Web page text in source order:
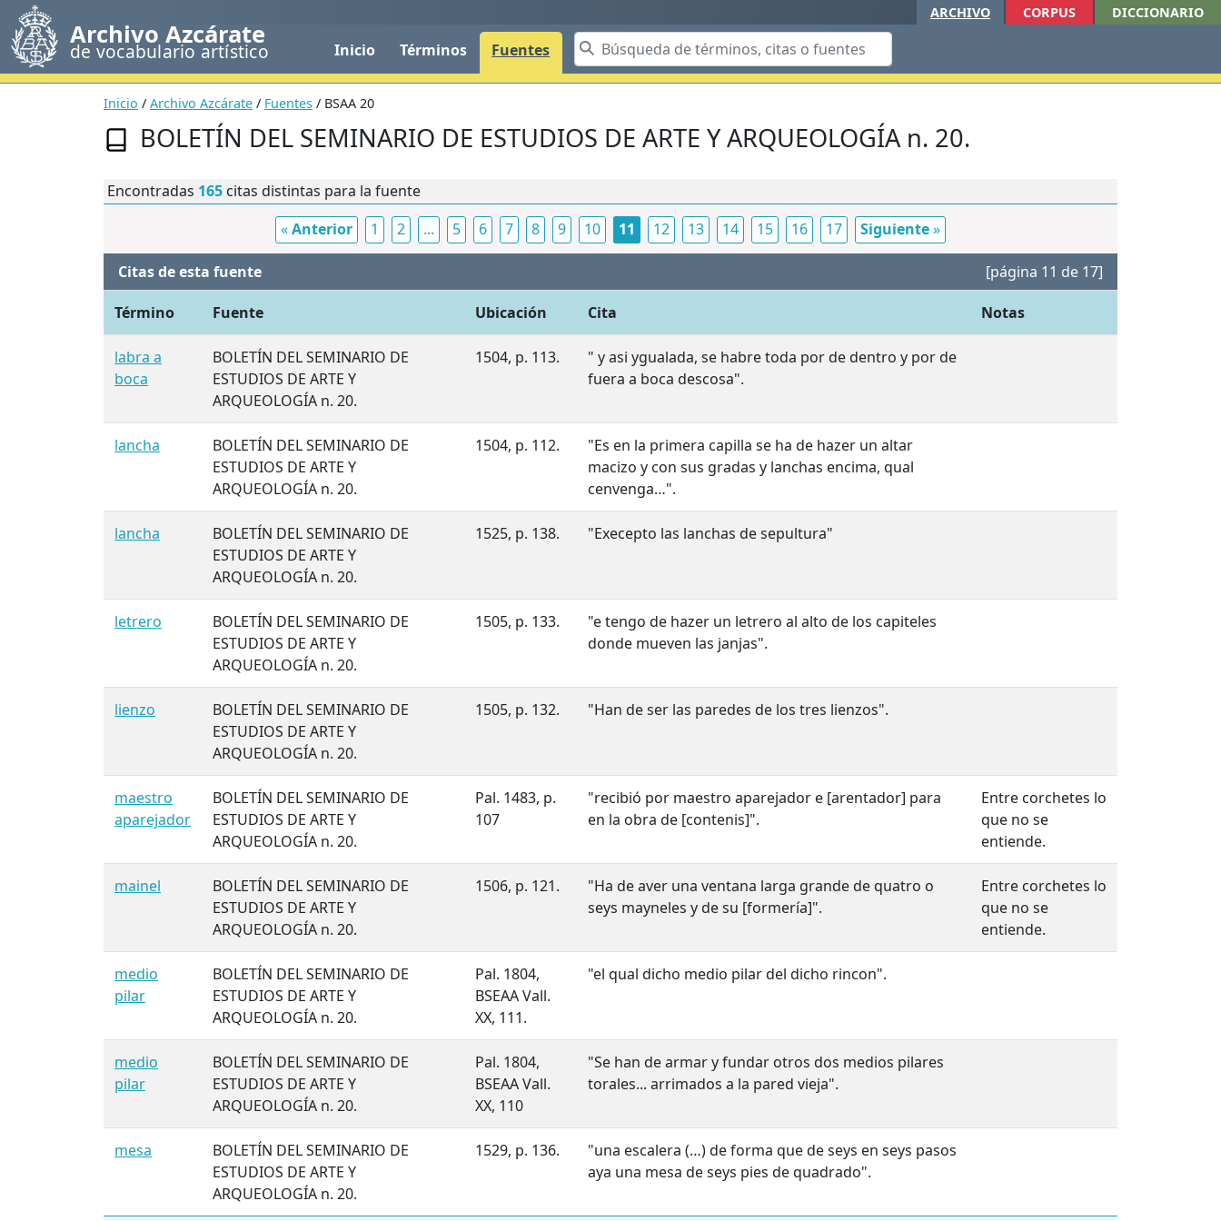
Archivo Azcárate
de vocabulario artístico Inicio Términos Fuentes
ARCHIVO CORPUS DICCIONARIO
Inicio / Archivo Azcárate / Fuentes / BSAA 20
BOLETÍN DEL SEMINARIO DE ESTUDIOS DE ARTE Y ARQUEOLOGÍA n. 20.
Encontradas 165 citas distintas para la fuente
«Anterior 1 2 ... 5 6 7 8 9 10 11 12 13 14 15 16 17 Siguiente»
Citas de esta fuente [página 11 de 17]
Término Fuente Ubicación Cita Notas
labra a
boca
BOLETÍN DEL SEMINARIO DE
ESTUDIOS DE ARTE Y
ARQUEOLOGÍA n. 20.
1504, p. 113.
" y asi ygualada, se habre toda por de dentro y por de
fuera a boca descosa".
lancha
BOLETÍN DEL SEMINARIO DE
ESTUDIOS DE ARTE Y
ARQUEOLOGÍA n. 20.
1504, p. 112.
"Es en la primera capilla se ha de hazer un altar
macizo y con sus gradas y lanchas encima, qual
cenvenga…".
lancha
BOLETÍN DEL SEMINARIO DE
ESTUDIOS DE ARTE Y
ARQUEOLOGÍA n. 20.
1525, p. 138. "Execepto las lanchas de sepultura"
letrero
BOLETÍN DEL SEMINARIO DE
ESTUDIOS DE ARTE Y
ARQUEOLOGÍA n. 20.
1505, p. 133.
"e tengo de hazer un letrero al alto de los capiteles
donde mueven las janjas".
lienzo
BOLETÍN DEL SEMINARIO DE
ESTUDIOS DE ARTE Y
ARQUEOLOGÍA n. 20.
1505, p. 132. "Han de ser las paredes de los tres lienzos".
maestro
aparejador
BOLETÍN DEL SEMINARIO DE
ESTUDIOS DE ARTE Y
ARQUEOLOGÍA n. 20.
Pal. 1483, p.
107
"recibió por maestro aparejador e [arentador] para
en la obra de [contenis]".
Entre corchetes lo
que no se
entiende.
mainel
BOLETÍN DEL SEMINARIO DE
ESTUDIOS DE ARTE Y
ARQUEOLOGÍA n. 20.
1506, p. 121.
"Ha de aver una ventana larga grande de quatro o
seys mayneles y de su [formería]".
Entre corchetes lo
que no se
entiende.
medio
pilar
BOLETÍN DEL SEMINARIO DE
ESTUDIOS DE ARTE Y
ARQUEOLOGÍA n. 20.
Pal. 1804,
BSEAA Vall.
XX, 111.
"el qual dicho medio pilar del dicho rincon".
medio
pilar
BOLETÍN DEL SEMINARIO DE
ESTUDIOS DE ARTE Y
ARQUEOLOGÍA n. 20.
Pal. 1804,
BSEAA Vall.
XX, 110
"Se han de armar y fundar otros dos medios pilares
torales... arrimados a la pared vieja".
mesa
BOLETÍN DEL SEMINARIO DE
ESTUDIOS DE ARTE Y
ARQUEOLOGÍA n. 20.
1529, p. 136.
"una escalera (…) de forma que de seys en seys pasos
aya una mesa de seys pies de quadrado".